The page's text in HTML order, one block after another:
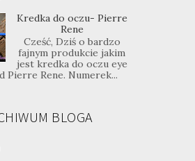
Kredka do oczu- Pierre
Rene
Cześć, Dziś o bardzo
fajnym produkcie jakim
jest kredka do oczu eye
Pierre Rene. Numerek...
BLOGA